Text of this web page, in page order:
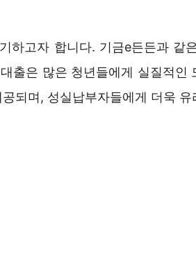
하고자 합니다. 기금e든든과 같
출은 많은 청년들에게 실질적인
되며, 성실납부자들에게 더욱